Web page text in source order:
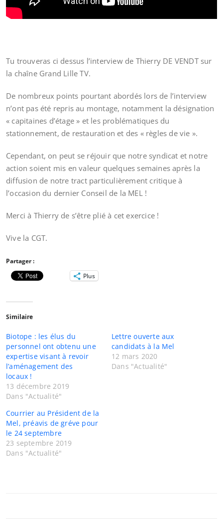
Tu trouveras ci dessus l’interview de Thierry DE VENDT sur
la chaîne Grand Lille TV.
De nombreux points pourtant abordés lors de l’interview
n’ont pas été repris au montage, notamment la désignation
« capitaines d’étage » et les problématiques du
stationnement, de restauration et des « règles de vie ».
Cependant, on peut se réjouir que notre syndicat et notre
action soient mis en valeur quelques semaines après la
diffusion de notre tract particulièrement critique à
l’occasion du dernier Conseil de la MEL !
Merci à Thierry de s’être plié à cet exercice !
Vive la CGT.
Partager :
Plus
Similaire
Biotope : les élus du
personnel ont obtenu une
expertise visant à revoir
l’aménagement des
locaux !
13 décembre 2019
Dans "Actualité"
Lettre ouverte aux
candidats à la Mel
12 mars 2020
Dans "Actualité"
Courrier au Président de la
Mel, préavis de gréve pour
le 24 septembre
23 septembre 2019
Dans "Actualité"